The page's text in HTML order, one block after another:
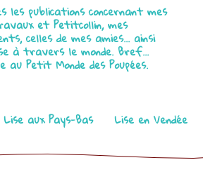
publications concernant mes
et Petitcollin, mes
celles de mes amies... ainsi
à travers le monde. Bref...
Petit Monde des Poupées.
Lise aux Pays-Bas
Lise en Vendée